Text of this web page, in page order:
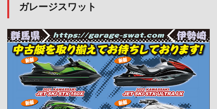
ガレージスワット